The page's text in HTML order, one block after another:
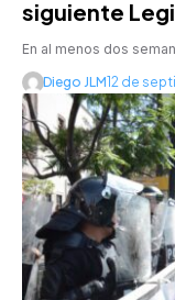
siguiente
En al menos dos
Diego JLM12 de